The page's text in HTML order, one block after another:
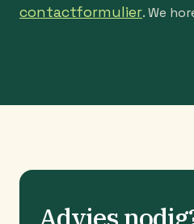
contactformulier. We